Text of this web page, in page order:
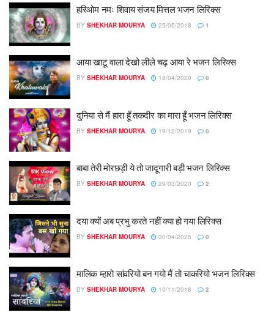
हरिओम नमः शिवाय संजय मित्तल भजन लिरिक्स
BY SHEKHAR MOURYA 25/05/2018 1
आया खाटू वाला देखो लीले चढ़ आया रे भजन लिरिक्स
BY SHEKHAR MOURYA 18/04/2020 0
दुनिया से मैं हारा हूँ तकदीर का मारा हूँ भजन लिरिक्स
BY SHEKHAR MOURYA 19/12/2019 0
बाबा तेरी मोरछड़ी ये तो जादूगारी बड़ी भजन लिरिक्स
BY SHEKHAR MOURYA 29/03/2020 2
दया क्यों अब प्रभु करते नहीं क्या हो गया लिरिक्स
BY SHEKHAR MOURYA 30/04/2025 0
मालिक म्हारो सांवरियो बन गयो मैं तो चाकरियो भजन लिरिक्स
BY SHEKHAR MOURYA 10/11/2018 2